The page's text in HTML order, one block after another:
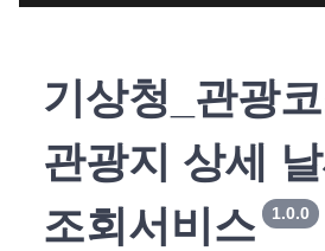
기상청_관광
관광지 상세
조회서비스
1.0.0